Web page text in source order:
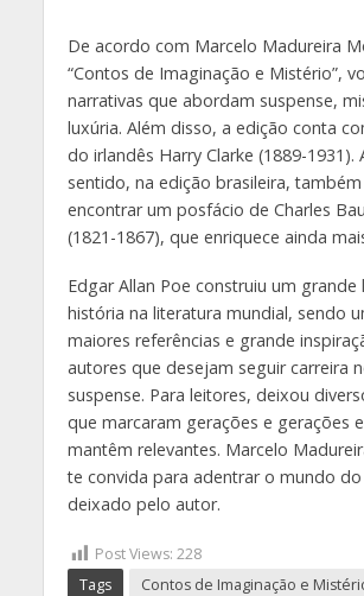
De acordo com Marcelo Madureira
“Contos de Imaginação e Mistério”,
narrativas que abordam suspense,
luxúria. Além disso, a edição conta
do irlandês Harry Clarke (1889-1931).
sentido, na edição brasileira,
encontrar um posfácio de Charles
(1821-1867), que enriquece ainda
Edgar Allan Poe construiu um
história na literatura mundial, sendo
maiores referências e grande
autores que desejam seguir carreira
suspense. Para leitores, deixou
que marcaram gerações e gerações
mantêm relevantes. Marcelo
te convida para adentrar o mundo
deixado pelo autor.
Post Views: 228
Tags
Contos de Imaginação e